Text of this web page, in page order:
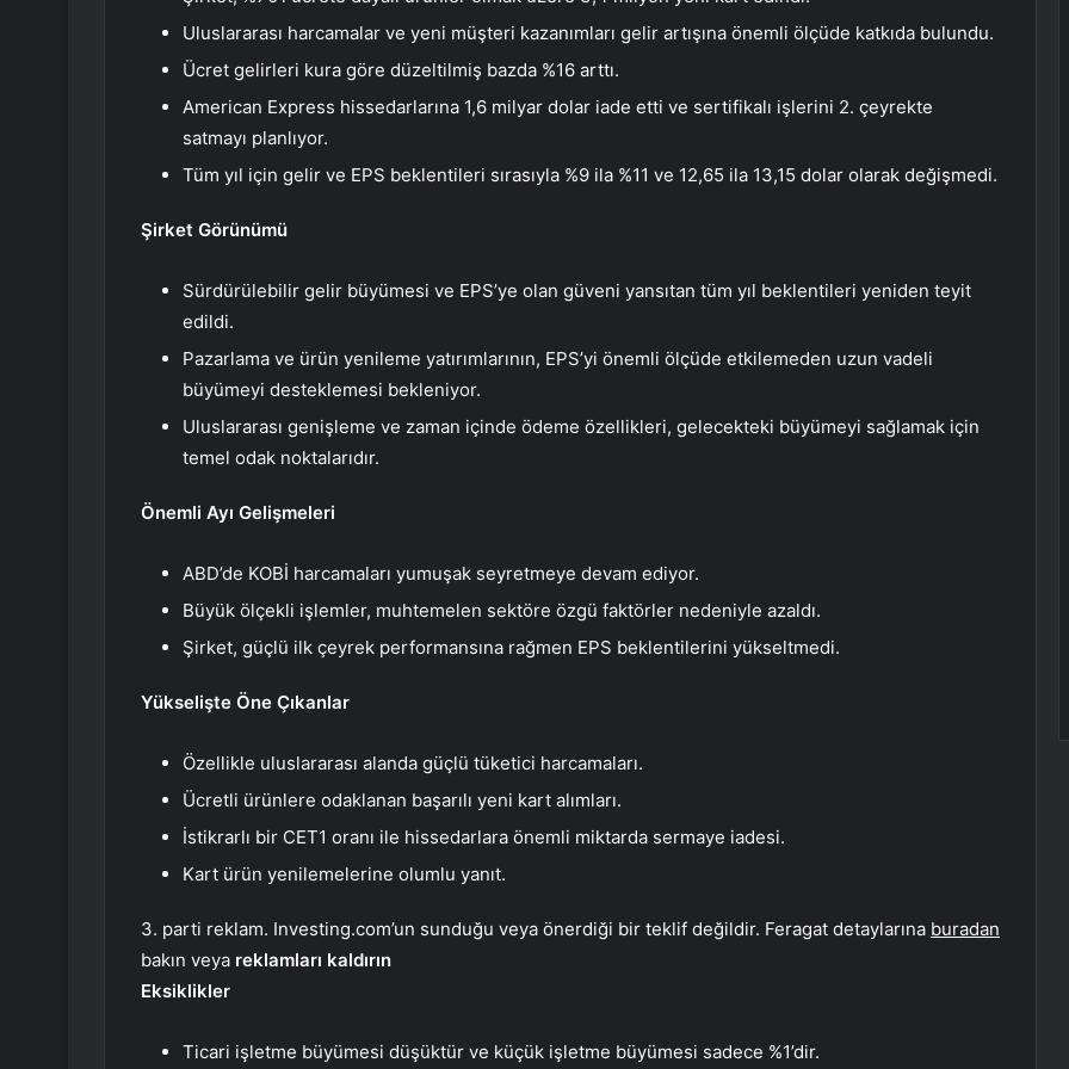
Uluslararası harcamalar ve yeni müşteri kazanımları gelir artışına önemli ölçüde katkıda bulundu.
Ücret gelirleri kura göre düzeltilmiş bazda %16 arttı.
American Express hissedarlarına 1,6 milyar dolar iade etti ve sertifikalı işlerini 2. çeyrekte
satmayı planlıyor.
Tüm yıl için gelir ve EPS beklentileri sırasıyla %9 ila %11 ve 12,65 ila 13,15 dolar olarak değişmedi.
Şirket Görünümü
Sürdürülebilir gelir büyümesi ve EPS’ye olan güveni yansıtan tüm yıl beklentileri yeniden teyit
edildi.
Pazarlama ve ürün yenileme yatırımlarının, EPS’yi önemli ölçüde etkilemeden uzun vadeli
büyümeyi desteklemesi bekleniyor.
Uluslararası genişleme ve zaman içinde ödeme özellikleri, gelecekteki büyümeyi sağlamak için
temel odak noktalarıdır.
Önemli Ayı Gelişmeleri
ABD’de KOBİ harcamaları yumuşak seyretmeye devam ediyor.
Büyük ölçekli işlemler, muhtemelen sektöre özgü faktörler nedeniyle azaldı.
Şirket, güçlü ilk çeyrek performansına rağmen EPS beklentilerini yükseltmedi.
Yükselişte Öne Çıkanlar
Özellikle uluslararası alanda güçlü tüketici harcamaları.
Ücretli ürünlere odaklanan başarılı yeni kart alımları.
İstikrarlı bir CET1 oranı ile hissedarlara önemli miktarda sermaye iadesi.
Kart ürün yenilemelerine olumlu yanıt.
3. parti reklam. Investing.com’un sunduğu veya önerdiği bir teklif değildir. Feragat detaylarına buradan
bakın veya reklamları kaldırın
Eksiklikler
Ticari işletme büyümesi düşüktür ve küçük işletme büyümesi sadece %1’dir.